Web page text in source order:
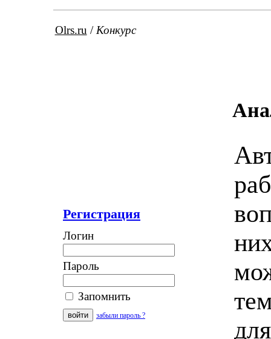
Olrs.ru / Конкурс
Регистрация
Логин
Пароль
Запомнить
забыли пароль ?